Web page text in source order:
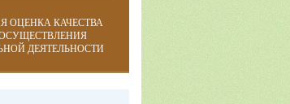
ОЦЕНКА КАЧЕСТВА
ДЕЯТЕЛЬНОСТИ